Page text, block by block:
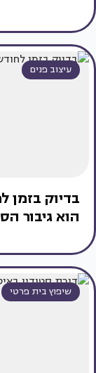
עיצוב פנים
בדיוק
הוא גיבור
שיפוץ בית פרטי